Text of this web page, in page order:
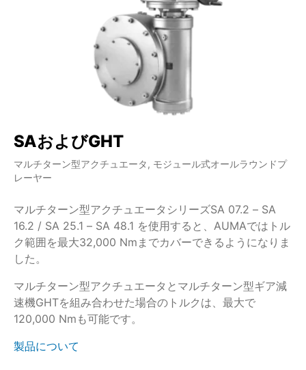
SAおよびGHT
マルチターン型アクチュエータ, モジュール式オールラウンドプ
レーヤー
マルチターン型アクチュエータシリーズSA 07.2 – SA
16.2 / SA 25.1 – SA 48.1 を使用すると、AUMAではトル
ク範囲を最大32,000 Nmまでカバーできるようになりま
した。
マルチターン型アクチュエータとマルチターン型ギア減
速機GHTを組み合わせた場合のトルクは、最大で
120,000 Nmも可能です。
製品について